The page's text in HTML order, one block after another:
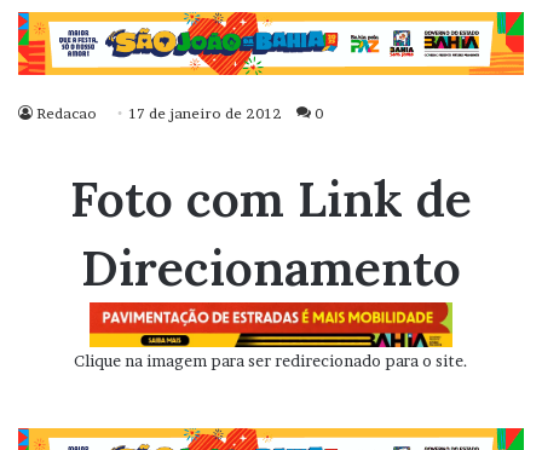
Redacao 17 de janeiro de 2012 0
Foto com Link de
Direcionamento
Clique na imagem para ser redirecionado para o site.